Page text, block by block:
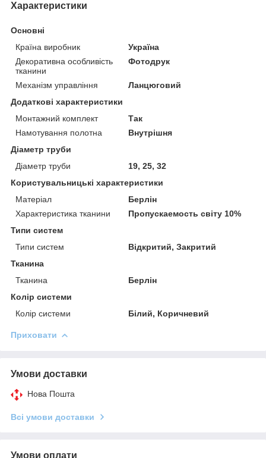
Характеристики
Основні
Країна виробник
Україна
Декоративна особливість
тканини
Фотодрук
Механізм управління
Ланцюговий
Додаткові характеристики
Монтажний комплект
Так
Намотування полотна
Внутрішня
Діаметр труби
Діаметр труби
19, 25, 32
Користувальницькі характеристики
Матеріал
Берлін
Характеристика тканини
Пропускаемость світу 10%
Типи систем
Типи систем
Відкритий, Закритий
Тканина
Тканина
Берлін
Колір системи
Колір системи
Білий, Коричневий
Приховати
Умови доставки
Нова Пошта
Всі умови доставки
Умови оплати